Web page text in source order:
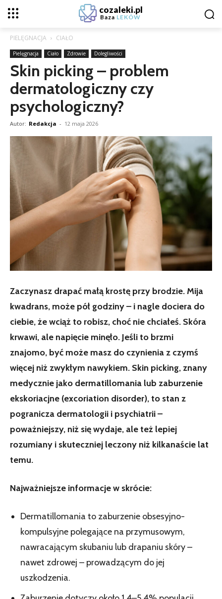
cozaleki.pl
Baza LEKÓW
PIELĘGNACJA CIAŁO
Pielęgnacja Ciało Zdrowie Dolegliwości
Skin picking – problem
dermatologiczny czy
psychologiczny?
Autor: Redakcja - 12 maja 2026
Zaczynasz drapać małą krostę przy brodzie. Mija
kwadrans, może pół godziny – i nagle dociera do
ciebie, że wciąż to robisz, choć nie chciałeś. Skóra
krwawi, ale napięcie minęło. Jeśli to brzmi
znajomo, być może masz do czynienia z czymś
więcej niż zwykłym nawykiem. Skin picking, znany
medycznie jako dermatillomania lub zaburzenie
ekskoriacjne (excoriation disorder), to stan z
pogranicza dermatologii i psychiatrii –
poważniejszy, niż się wydaje, ale też lepiej
rozumiany i skuteczniej leczony niż kilkanaście lat
temu.
Najważniejsze informacje w skrócie:
Dermatillomania to zaburzenie obsesyjno-
kompulsyjne polegające na przymusowym,
nawracającym skubaniu lub drapaniu skóry –
nawet zdrowej – prowadzącym do jej
uszkodzenia.